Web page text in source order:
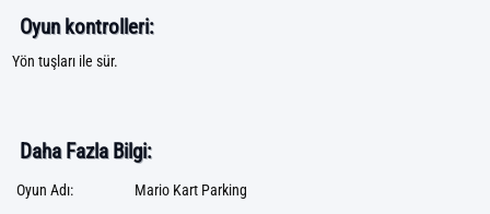
Oyun kontrolleri:
Yön tuşları ile sür.
Daha Fazla Bilgi:
Oyun Adı:
Mario Kart Parking